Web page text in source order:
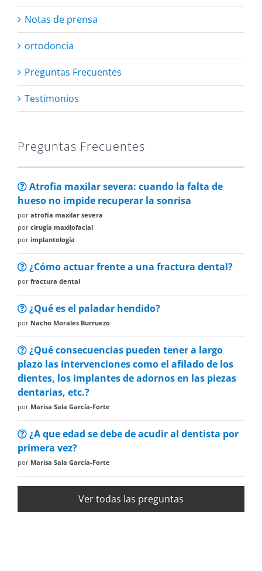
Notas de prensa
ortodoncia
Preguntas Frecuentes
Testimonios
Preguntas Frecuentes
Atrofia maxilar severa: cuando la falta de
hueso no impide recuperar la sonrisa
por atrofia maxilar severa
por cirugía maxilofacial
por implantología
¿Cómo actuar frente a una fractura dental?
por fractura dental
¿Qué es el paladar hendido?
por Nacho Morales Burruezo
¿Qué consecuencias pueden tener a largo
plazo las intervenciones como el afilado de los
dientes, los implantes de adornos en las piezas
dentarias, etc.?
por Marisa Sala García-Forte
¿A que edad se debe de acudir al dentista por
primera vez?
por Marisa Sala García-Forte
Ver todas las preguntas